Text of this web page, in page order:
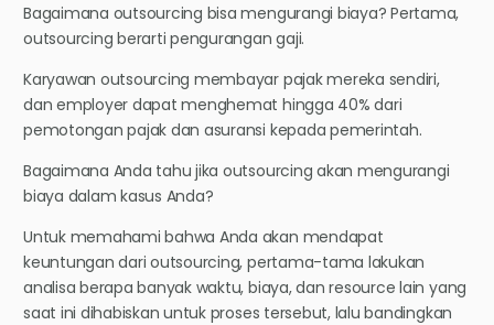
Bagaimana outsourcing bisa mengurangi biaya? Pertama,
outsourcing berarti pengurangan gaji.
Karyawan outsourcing membayar pajak mereka sendiri,
dan employer dapat menghemat hingga 40% dari
pemotongan pajak dan asuransi kepada pemerintah.
Bagaimana Anda tahu jika outsourcing akan mengurangi
biaya dalam kasus Anda?
Untuk memahami bahwa Anda akan mendapat
keuntungan dari outsourcing, pertama-tama lakukan
analisa berapa banyak waktu, biaya, dan resource lain yang
saat ini dihabiskan untuk proses tersebut, lalu bandingkan